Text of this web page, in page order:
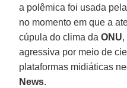
a polêmica foi usada pela
no momento em que a
cúpula do clima daONU,
agressiva por meio de
plataformas midiáticas
News.